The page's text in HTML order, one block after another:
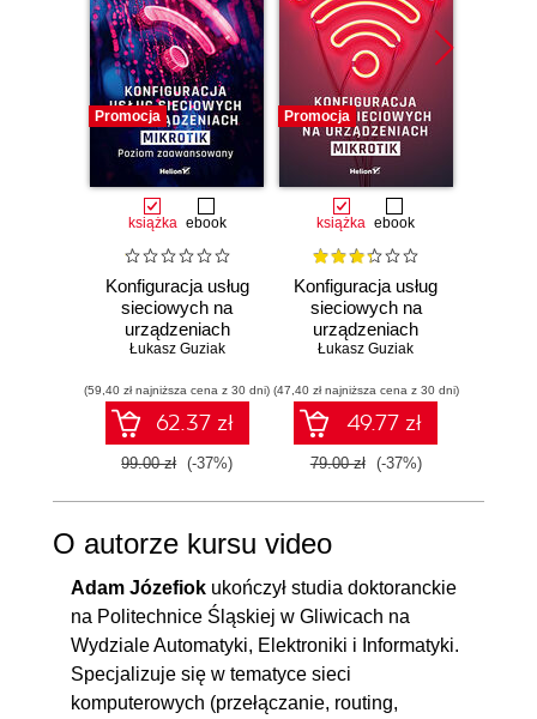
5.3. Zmiana priorytetu
routera i zmiana funkcji
routera
OGLĄDAJ »
00:07:14
5.4. Zmiana identyfikatora
00:07:22
5.5. Relacje sąsiedztwa i stany
5.6. Opis wymiany pakietów
00:10:00
5.7. Działanie routingu między
obszarami
00:06:02
5.8. Konfiguracja routingu
pomiędzy obszarami, cz. 1.
00:08:43
pomiędzy obszarami, cz. 3.
5.11. Sumaryzacja tras na
routerze ABR
00:10:37
5.12. Rozgłaszanie tras
Promocja
książka ebook
Konfiguracja usług
sieciowych na
urządzeniach
MikroTik. Poziom
Łukasz Guziak
(59,40 zł najniższa cena z 30 dni)
62.37 zł
99.00 zł (-37%)
Promocja
książka ebook
Konfiguracja usług
sieciowych na
urządzeniach
MikroTik
Łukasz Guziak
(47,40 zł najniższa cena z 30 dni)
49.77 zł
79.00 zł (-37%)
O autorze kursu video
Adam Józefiok ukończył studia doktoranckie
na Politechnice Śląskiej w Gliwicach na
Wydziale Automatyki, Elektroniki i Informatyki.
Specjalizuje się w tematyce sieci
komputerowych (przełączanie, routing,